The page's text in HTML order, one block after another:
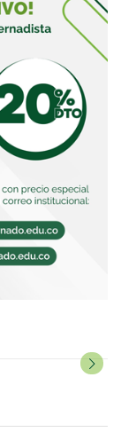
Buscar
Buscar